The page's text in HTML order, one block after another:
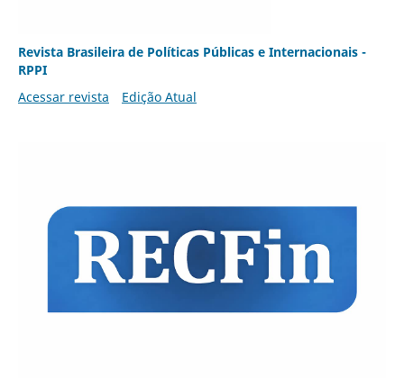
Revista Brasileira de Políticas Públicas e Internacionais -
RPPI
Acessar revista
Edição Atual